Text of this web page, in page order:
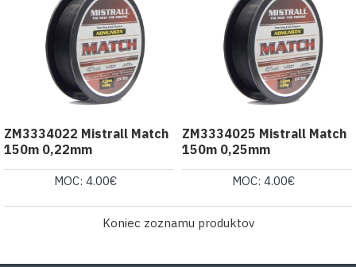
ZM3334022 Mistrall Match
150m 0,22mm
MOC: 4.00€
ZM3334025 Mistrall Match
150m 0,25mm
MOC: 4.00€
Koniec zoznamu produktov